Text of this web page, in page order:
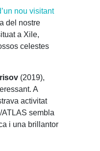
nou visitant
del nostre
a Xile,
celestes
(2019),
A
activitat
sembla
i una brillantor